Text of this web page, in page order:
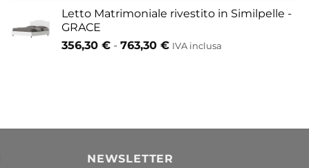
prodotto
Letto Matrimoniale rivestito in Similpelle -
GRACE
356,30 € - 763,30 €Fascia
763,30 €
IVA inclusa
NEWSLETTER